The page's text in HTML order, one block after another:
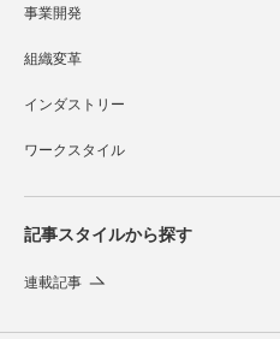
事業開発
組織変革
インダストリー
ワークスタイル
記事スタイルから探す
連載記事